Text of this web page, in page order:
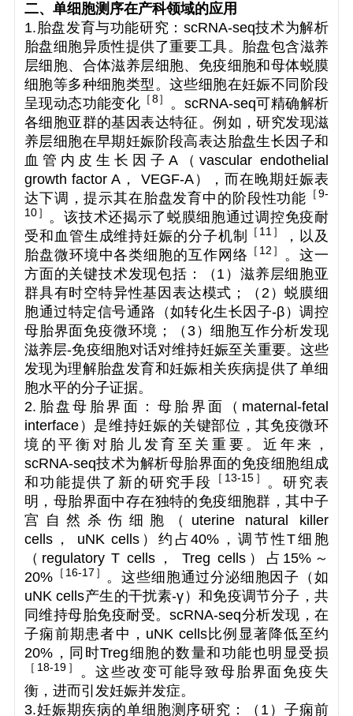
二、单细胞测序在产科领域的应用
1.胎盘发育与功能研究：scRNA-seq技术为解析
胎盘细胞异质性提供了重要工具。胎盘包含滋养
层细胞、合体滋养层细胞、免疫细胞和母体蜕膜
细胞等多种细胞类型。这些细胞在妊娠不同阶段
呈现动态功能变化 ［ 8］ 。scRNA-seq可精确解析
各细胞亚群的基因表达特征。例如，研究发现滋
养层细胞在早期妊娠阶段高表达胎盘生长因子和
血管内皮生长因子A（vascular endothelial
growth factor A， VEGF-A），而在晚期妊娠表
达下调，提示其在胎盘发育中的阶段性功能 ［ 9-
10 ］ 。该技术还揭示了蜕膜细胞通过调控免疫耐
受和血管生成维持妊娠的分子机制
［ 11 ］
，以及
胎盘微环境中各类细胞的互作网络 ［ 12 ］ 。这一
方面的关键技术发现包括：（1）滋养层细胞亚
群具有时空特异性基因表达模式；（2）蜕膜细
胞通过特定信号通路（如转化生长因子-β）调控
母胎界面免疫微环境；（3）细胞互作分析发现
滋养层-免疫细胞对话对维持妊娠至关重要。这些
发现为理解胎盘发育和妊娠相关疾病提供了单细
胞水平的分子证据。
2.胎盘母胎界面：母胎界面（maternal-fetal
interface）是维持妊娠的关键部位，其免疫微环
境的平衡对胎儿发育至关重要。近年来，
scRNA-seq技术为解析母胎界面的免疫细胞组成
和功能提供了新的研究手段
［ 13-15］ 。研究表
明，母胎界面中存在独特的免疫细胞群，其中子
宫自然杀伤细胞（uterine natural killer
cells， uNK cells）约占40%，调节性T细胞
（regulatory T cells， Treg cells）占15%～
20% ［16-17 ］ 。这些细胞通过分泌细胞因子（如
uNK cells产生的干扰素-γ）和免疫调节分子，共
同维持母胎免疫耐受。scRNA-seq分析发现，在
子痫前期患者中，uNK cells比例显著降低至约
20%，同时Treg细胞的数量和功能也明显受损
［ 18-19］ 。这些改变可能导致母胎界面免疫失
衡，进而引发妊娠并发症。
3.妊娠期疾病的单细胞测序研究：（1）子痫前